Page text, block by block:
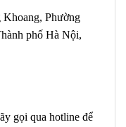
Phường
phố Hà Nội,
gọi qua hotline để